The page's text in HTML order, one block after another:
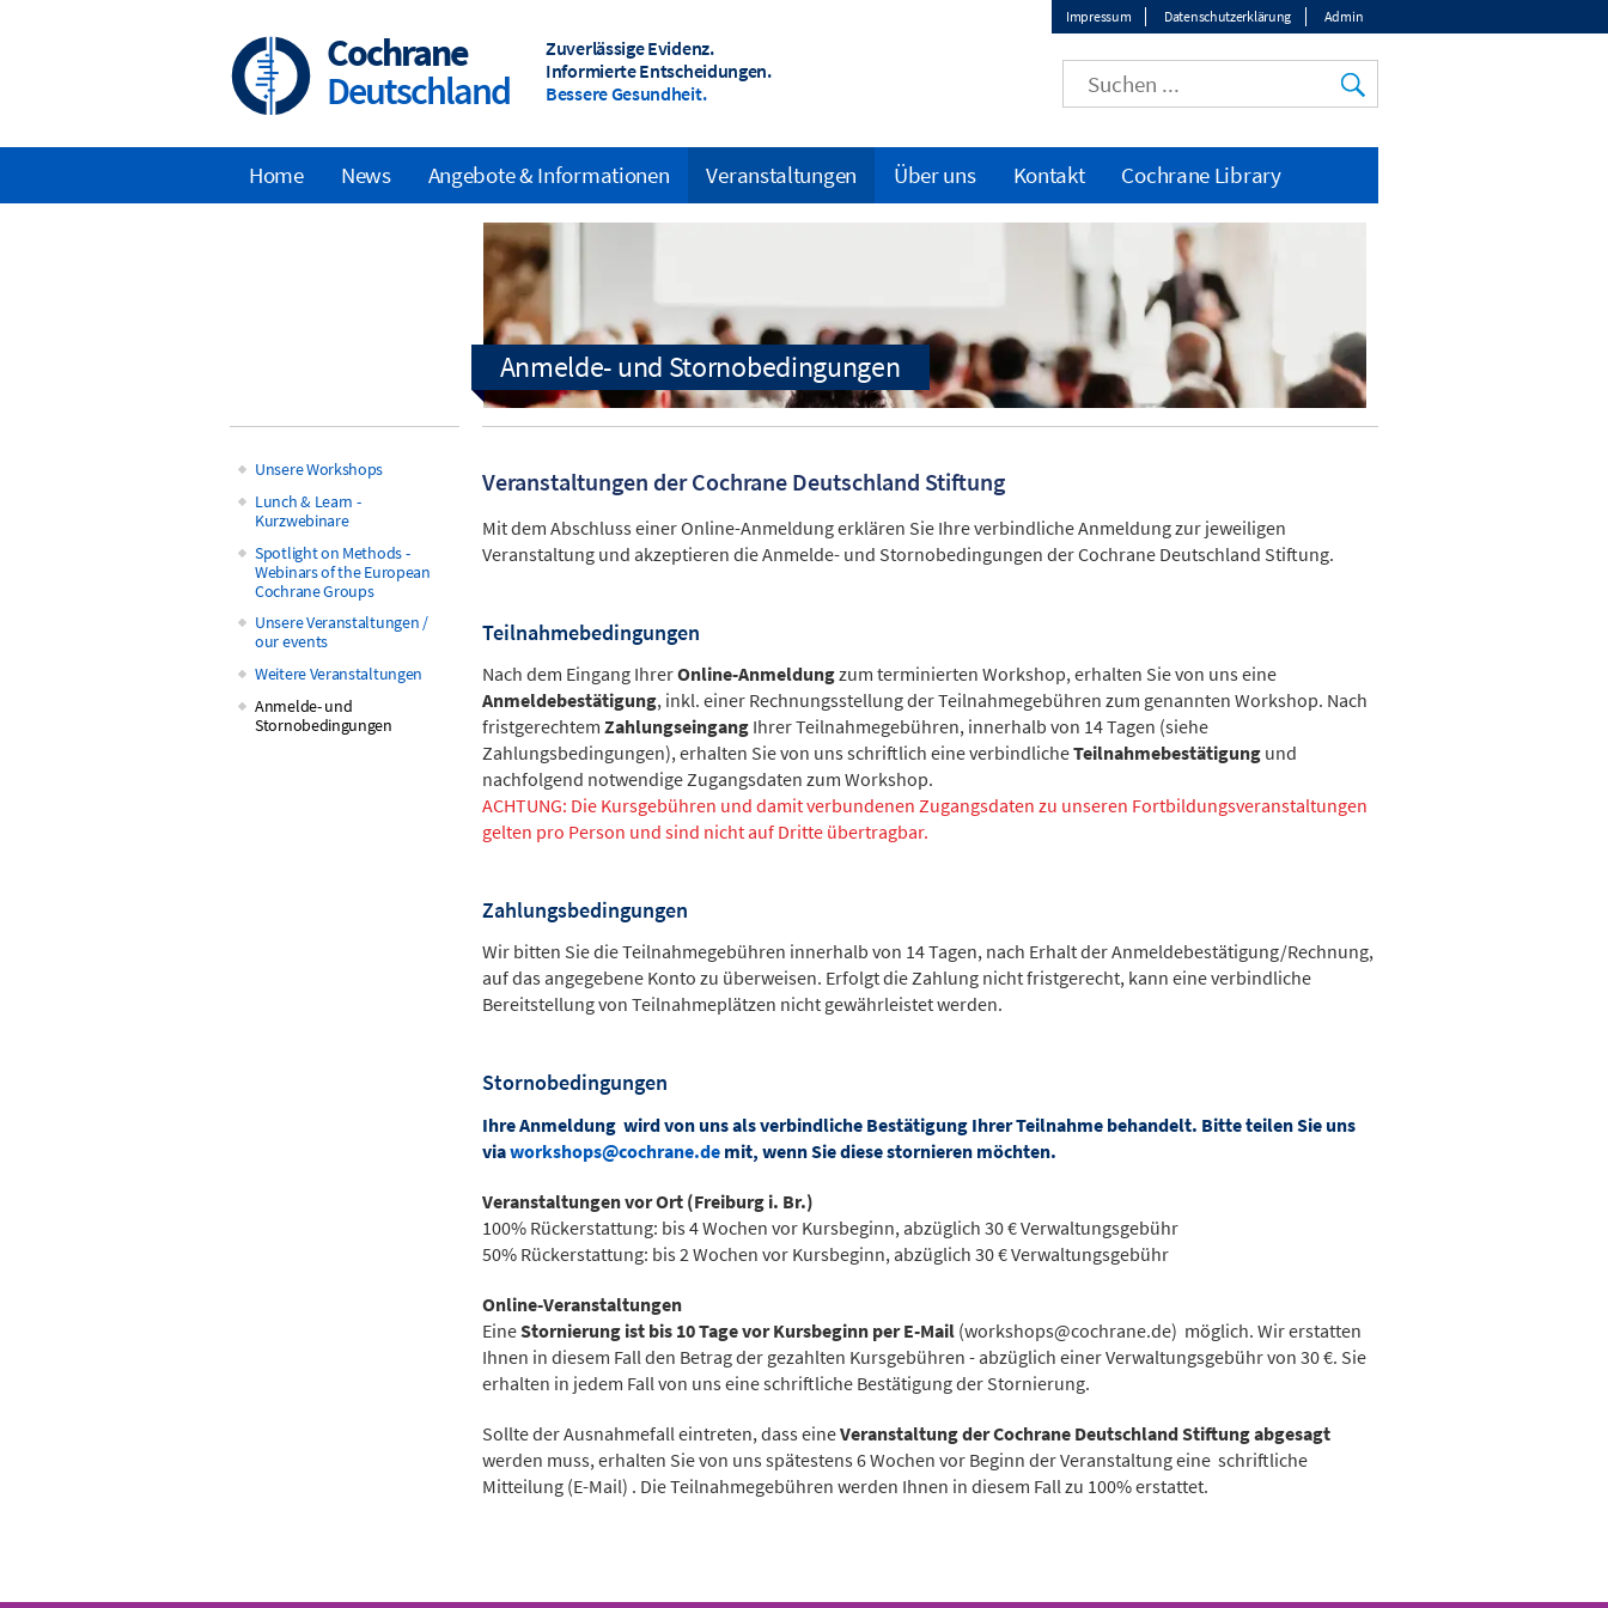
Top
menu
Impressum Datenschutzerklärung Admin
Cochrane
Deutschland
Zuverlässige Evidenz.
Informierte Entscheidungen.
Bessere Gesundheit.
Veranstaltungen der Cochrane Deutschland Stiftung
Mit dem Abschluss einer Online-Anmeldung erklären Sie Ihre verbindliche Anmeldungzur jeweiligen
Veranstaltung und akzeptieren die Anmelde- und Stornobedingungen der Cochrane Deutschland Stiftung.
Teilnahmebedingungen
Nach dem Eingang IhrerOnline-Anmeldungzum terminierten Workshop, erhalten Sie von uns eine
Anmeldebestätigung, inkl. einer Rechnungsstellung der Teilnahmegebühren zum genannten Workshop. Nach
fristgerechtemZahlungseingang Ihrer Teilnahmegebühren, innerhalb von 14 Tagen (siehe
Zahlungsbedingungen), erhalten Sie von uns schriftlich eine verbindlicheTeilnahmebestätigung und
nachfolgend notwendige Zugangsdaten zum Workshop.
ACHTUNG: Die Kursgebühren und damit verbundenen Zugangsdaten zu unseren Fortbildungsveranstaltungen
gelten pro Person und sind nicht auf Dritte übertragbar.
Zahlungsbedingungen
Wir bitten Sie die Teilnahmegebühren innerhalb von 14 Tagen, nach Erhalt der Anmeldebestätigung/Rechnung,
auf das angegebene Konto zu überweisen. Erfolgt die Zahlung nicht fristgerecht, kann eine verbindliche
Bereitstellung von Teilnahmeplätzen nicht gewährleistet werden.
Stornobedingungen
Ihre Anmeldung wird von uns als verbindliche Bestätigung Ihrer Teilnahme behandelt. Bitte teilen Sie uns
viaworkshops@cochrane.de mit, wenn Sie diese stornieren möchten.
Veranstaltungen vor Ort (Freiburg i. Br.)
100% Rückerstattung: bis 4 Wochen vor Kursbeginn, abzüglich 30 € Verwaltungsgebühr
50% Rückerstattung: bis 2 Wochen vor Kursbeginn, abzüglich 30 € Verwaltungsgebühr
Online-Veranstaltungen
EineStornierung ist bis 10 Tage vor Kursbeginn per E-Mail (workshops@cochrane.de) möglich. Wir erstatten
Ihnen in diesem Fall den Betrag der gezahlten Kursgebühren - abzüglich einer Verwaltungsgebühr von 30 €. Sie
erhalten in jedem Fall von uns eine schriftliche Bestätigung der Stornierung.
Sollte der Ausnahmefall eintreten, dass eineVeranstaltung der Cochrane Deutschland Stiftung abgesagt
werden muss, erhalten Sie von uns spätestens 6 Wochen vor Beginn der Veranstaltung eine schriftliche
Mitteilung (E-Mail) . Die Teilnahmegebühren werden Ihnen in diesem Fall zu 100% erstattet.
Main
navigation
Unsere Workshops
Lunch & Learn -
Kurzwebinare
Spotlight on Methods -
Webinars of the European
Cochrane Groups
Unsere Veranstaltungen /
our events
Weitere Veranstaltungen
Anmelde- und
Stornobedingungen
Main
Home News Angebote & Informationen Veranstaltungen Über uns Kontakt Cochrane Library